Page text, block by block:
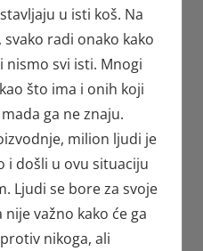
u isti koš. Na
radi onako kako
nismo svi isti. Mnogi
što ima i onih koji
ga ne znaju.
milion ljudi je
i došli u ovu situaciju
Ljudi se bore za svoje
važno kako će ga
nikoga, ali